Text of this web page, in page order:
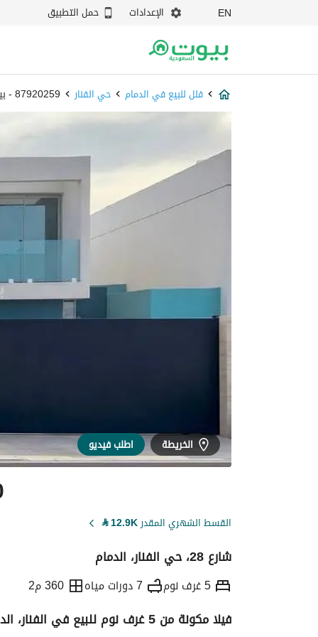
EN الإعدادات حمل التطبيق
فلل للبيع في الدمام حي الفنار 87920259 - بيوت
الخريطة اطلب فيديو
القسط الشهري المقدر12.9K
⃁
شارع 28، حي الفنار، الدمام
5 غرف نوم 7 دورات مياه 360 م2
فيلا مكونة من 5 غرف نوم للبيع في الفنار، الدمام